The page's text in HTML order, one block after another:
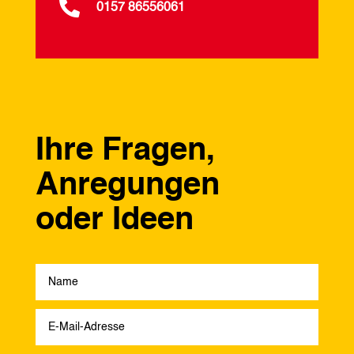
 0157 86556061
Ihre Fragen,
Anregungen
oder Ideen